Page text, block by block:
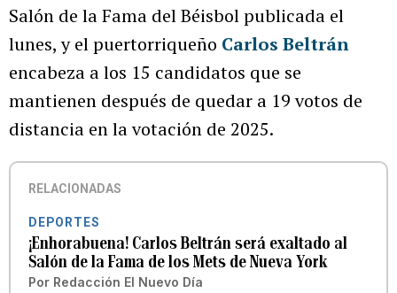
Salón de la Fama del Béisbol publicada el
lunes, y el puertorriqueño Carlos Beltrán
encabeza a los 15 candidatos que se
mantienen después de quedar a 19 votos de
distancia en la votación de 2025.
RELACIONADAS
DEPORTES
¡Enhorabuena! Carlos Beltrán será exaltado al
Salón de la Fama de los Mets de Nueva York
Por Redacción El Nuevo Día